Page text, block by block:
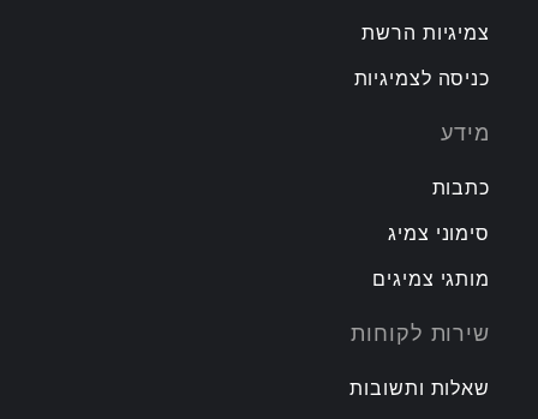
צמיגיות הרשת
כניסה לצמיגיות
מידע
כתבות
סימוני צמיג
מותגי צמיגים
שירות לקוחות
שאלות ותשובות